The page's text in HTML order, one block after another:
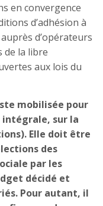
en convergence
d’adhésion à
d’opérateurs
de la libre
aux lois du
mobilisée pour
intégrale, sur la
Elle doit être
des
par les
décidé et
Pour autant, il